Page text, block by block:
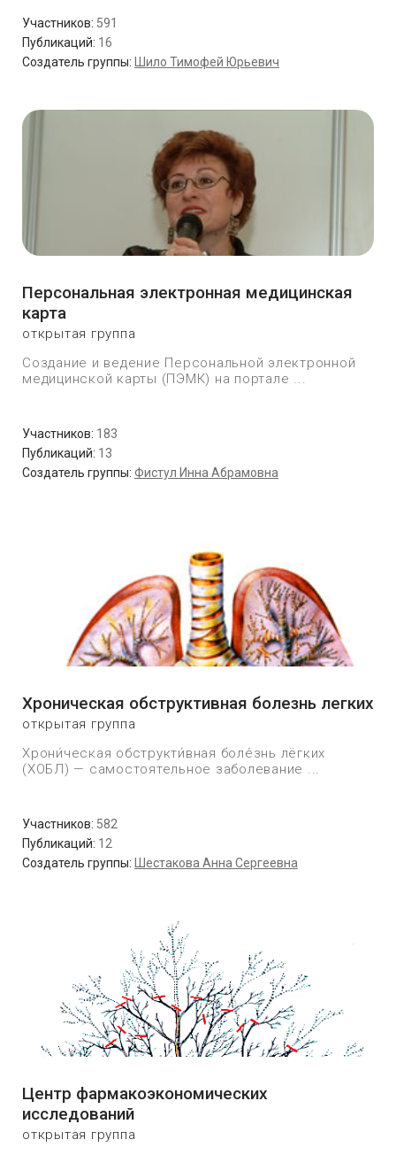
Участников: 591
Публикаций: 16
Создатель группы:
Шило Тимофей Юрьевич
Персональная электронная медицинская
карта
открытая группа
Создание и ведение Персональной электронной
медицинской карты (ПЭМК) на портале ...
Участников: 183
Публикаций: 13
Создатель группы: Фистул Инна Абрамовна
Хроническая обструктивная болезнь легких
открытая группа
Хрони́ческая обструкти́вная боле́знь лёгких
(ХОБЛ) — самостоятельное заболевание ...
Участников: 582
Публикаций: 12
Создатель группы:
Шестакова Анна Сергеевна
Центр фармакоэкономических
исследований
открытая группа